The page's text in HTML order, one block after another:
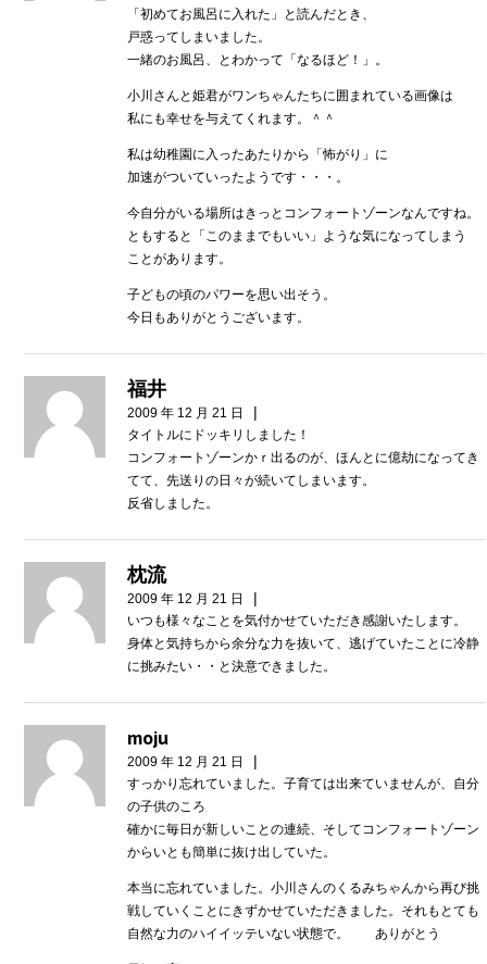
「初めてお風呂に入れた」と読んだとき、
戸惑ってしまいました。
一緒のお風呂、とわかって「なるほど！」。
小川さんと姫君がワンちゃんたちに囲まれている画像は
私にも幸せを与えてくれます。＾＾
私は幼稚園に入ったあたりから「怖がり」に
加速がついていったようです・・・。
今自分がいる場所はきっとコンフォートゾーンなんですね。
ともすると「このままでもいい」ような気になってしまう
ことがあります。
子どもの頃のパワーを思い出そう。
今日もありがとうございます。
福井
2009 年 12 月 21 日 |
タイトルにドッキリしました！
コンフォートゾーンかｒ出るのが、ほんとに億劫になってき
てて、先送りの日々が続いてしまいます。
反省しました。
枕流
2009 年 12 月 21 日 |
いつも様々なことを気付かせていただき感謝いたします。
身体と気持ちから余分な力を抜いて、逃げていたことに冷静
に挑みたい・・と決意できました。
moju
2009 年 12 月 21 日 |
すっかり忘れていました。子育ては出来ていませんが、自分
の子供のころ
確かに毎日が新しいことの連続、そしてコンフォートゾーン
からいとも簡単に抜け出していた。
本当に忘れていました。小川さんのくるみちゃんから再び挑
戦していくことにきずかせていただきました。それもとても
自然な力のハイイッテいない状態で。 ありがとう